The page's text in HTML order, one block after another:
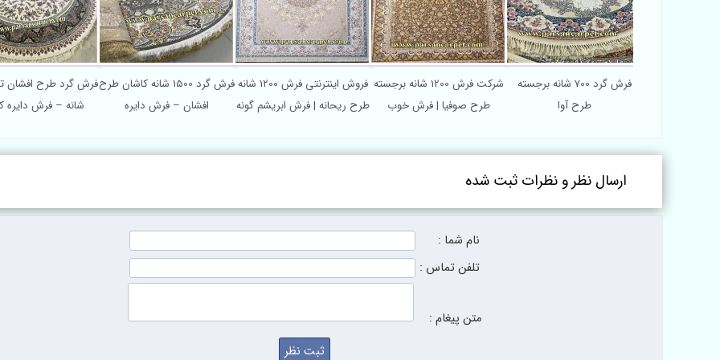
شانه – فرش دایره
فرش گرد 1500 شانه کاشان طرح
افشان – فرش دایره
فروش اینترنتی فرش 1200 شانه
طرح ریحانه | فرش ابریشم گونه
شرکت فرش 1200 شانه برجسته
طرح صوفیا | فرش خوب
فرش گرد 700 شانه برجسته
طرح آوا
ارسال نظر و نظرات ثبت شده
نام شما :
تلفن تماس :
متن پیغام :